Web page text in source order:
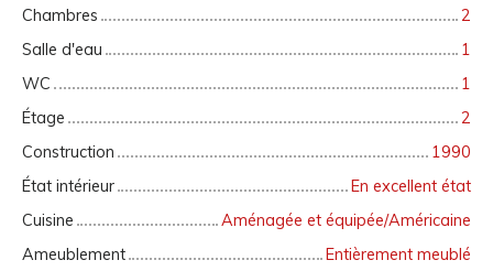
Chambres
2
Salle d'eau
1
WC
1
Étage
2
Construction
1990
État intérieur
En excellent état
Cuisine
Aménagée et équipée/Américaine
Ameublement
Entièrement meublé